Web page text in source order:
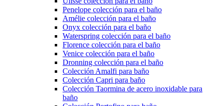
Penelope colección para el baño
Amélie colección para el baño
Onyx colección para el baño
Waterspring colección para el baño
Florence colección para el baño
Venice colección para el baño
Dronning colección para el baño
Colección Amalfi para baño
Colección Capri para baño
Colección Taormina de acero inoxidable para
baño